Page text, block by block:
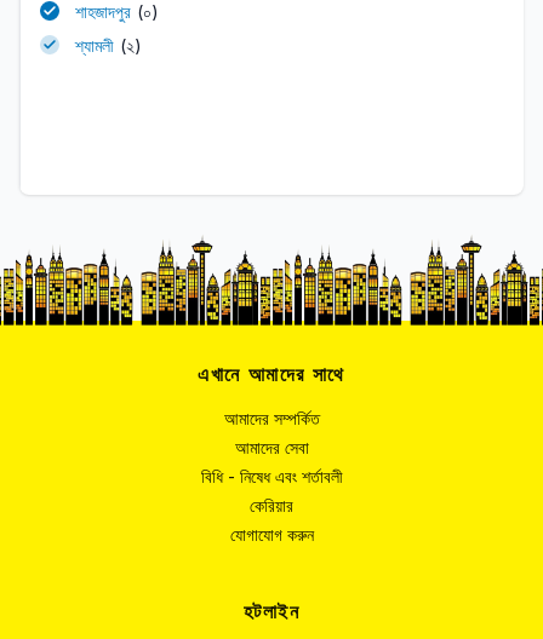
শাহজাদপুর (০)
শ্যামলী (২)
এখানে আমাদের সাথে
আমাদের সম্পর্কিত
আমাদের সেবা
বিধি - নিষেধ এবং শর্তাবলী
কেরিয়ার
যোগাযোগ করুন
হটলাইন